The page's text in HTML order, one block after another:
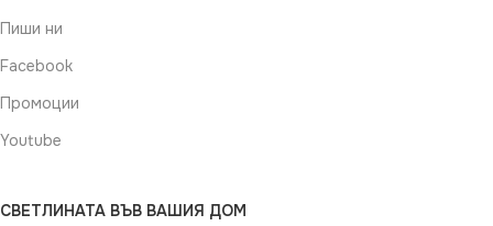
Пиши ни
Facebook
Промоции
Youtube
СВЕТЛИНАТА ВЪВ ВАШИЯ ДОМ